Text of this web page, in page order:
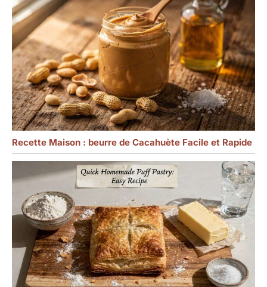
Recette Maison : beurre de Cacahuète Facile et Rapide